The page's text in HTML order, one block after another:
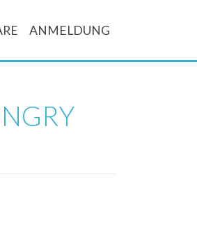
ANMELDUNG